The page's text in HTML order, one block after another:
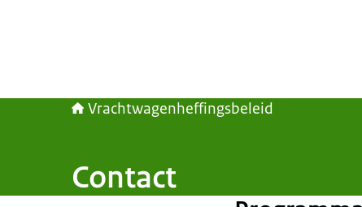
Vrachtwagenheffingsbeleid
Contact